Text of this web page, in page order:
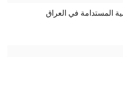
المستدامة في العراق